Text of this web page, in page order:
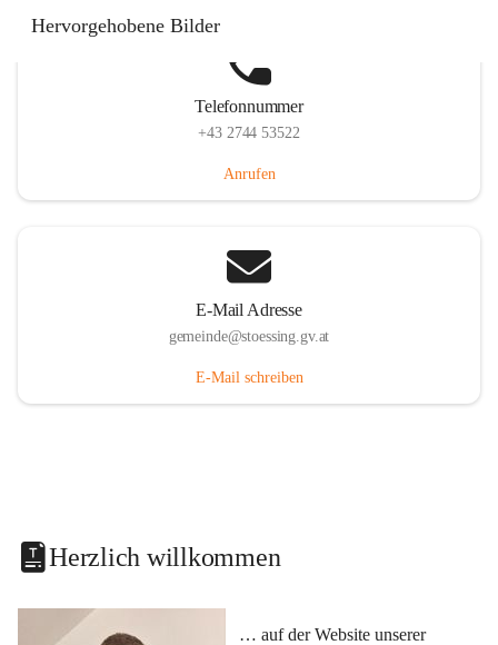
Hervorgehobene Bilder
Telefonnummer
+43 2744 53522
Anrufen
E-Mail Adresse
gemeinde@stoessing.gv.at
E-Mail schreiben
Herzlich willkommen
… auf der Website unserer